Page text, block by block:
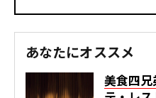
あなたにオススメ
美食四兄